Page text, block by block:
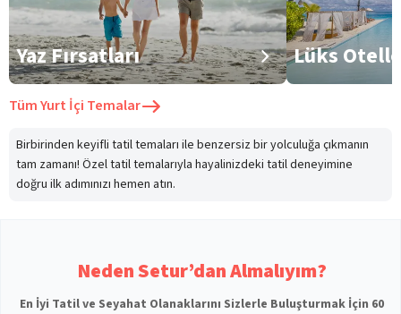
Yaz Fırsatları Lüks
TümYurt İçi Temalar
Birbirinden keyifli tatil temaları ile benzersiz bir yolculuğa çıkmanın
tam zamanı! Özel tatil temalarıyla hayalinizdeki tatil deneyimine
doğru ilk adımınızı hemen atın.
Neden Setur’dan Almalıyım?
En İyi Tatil ve Seyahat Olanaklarını Sizlerle Buluşturmak İçin 60